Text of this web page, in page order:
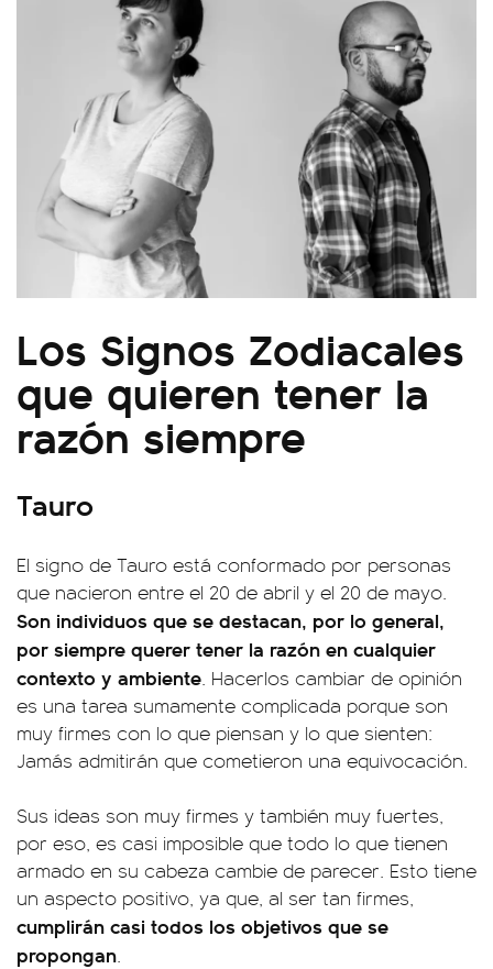
Los Signos Zodiacales
que quieren tener la
razón siempre
Tauro
El signo de Tauro está conformado por personas
que nacieron entre el 20 de abril y el 20 de mayo.
Son individuos que se destacan, por lo general,
por siempre querer tener la razón en cualquier
contexto y ambiente . Hacerlos cambiar de opinión
es una tarea sumamente complicada porque son
muy firmes con lo que piensan y lo que sienten:
Jamás admitirán que cometieron una equivocación.
Sus ideas son muy firmes y también muy fuertes,
por eso, es casi imposible que todo lo que tienen
armado en su cabeza cambie de parecer. Esto tiene
un aspecto positivo, ya que, al ser tan firmes,
cumplirán casi todos los objetivos que se
propongan